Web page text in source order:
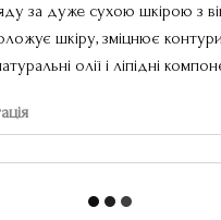
за дуже сухою шкірою з
шкіру, зміцнює
олії і ліпідні